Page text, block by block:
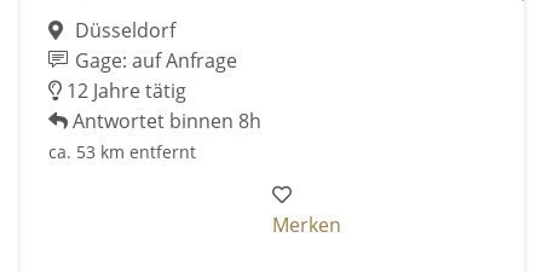
Düsseldorf
Gage: auf Anfrage
12 Jahre tätig
Antwortet binnen 8h
ca. 53 km entfernt
Merken